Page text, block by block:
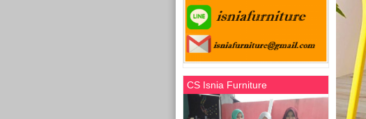
CS Isnia Furniture